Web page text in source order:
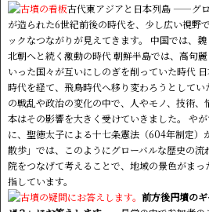
古代東アジアと日本列島 ――グ
が造られた6世紀前後の時代を、少し広い視野
ックなつながりが見えてきます。 中国では、
北朝へと続く激動の時代 朝鮮半島では、高句
いった国々が互いにしのぎを削っていた時代
時代を経て、飛鳥時代へ移り変わろうとして
の戦乱や政治の変化の中で、人やモノ、技術
本はその影響を大きく受けていきました。 や
に、聖徳太子による十七条憲法（604年制定）
散歩」では、このようにグローバルな歴史の
院をつなげて考えることで、地域の景色がま
指しています。
前方後円墳の